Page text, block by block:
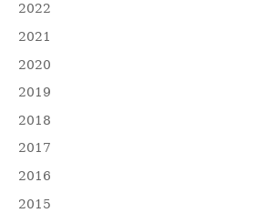
2022
2021
2020
2019
2018
2017
2016
2015